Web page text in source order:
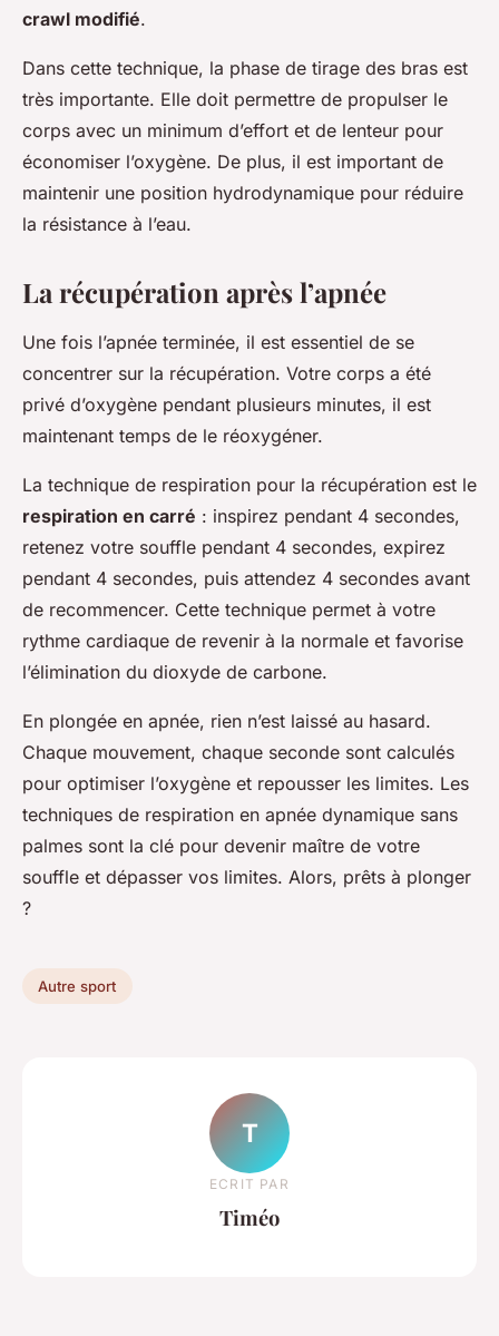
crawl modifié.
Dans cette technique, la phase de tirage des bras est
très importante. Elle doit permettre de propulser le
corps avec un minimum d’effort et de lenteur pour
économiser l’oxygène. De plus, il est important de
maintenir une position hydrodynamique pour réduire
la résistance à l’eau.
La récupération après l’apnée
Une fois l’apnée terminée, il est essentiel de se
concentrer sur la récupération. Votre corps a été
privé d’oxygène pendant plusieurs minutes, il est
maintenant temps de le réoxygéner.
La technique de respiration pour la récupération est le
respiration en carré : inspirez pendant 4 secondes,
retenez votre souffle pendant 4 secondes, expirez
pendant 4 secondes, puis attendez 4 secondes avant
de recommencer. Cette technique permet à votre
rythme cardiaque de revenir à la normale et favorise
l’élimination du dioxyde de carbone.
En plongée en apnée, rien n’est laissé au hasard.
Chaque mouvement, chaque seconde sont calculés
pour optimiser l’oxygène et repousser les limites. Les
techniques de respiration en apnée dynamique sans
palmes sont la clé pour devenir maître de votre
souffle et dépasser vos limites. Alors, prêts à plonger
?
Autre sport
T
ECRIT PAR
Timéo